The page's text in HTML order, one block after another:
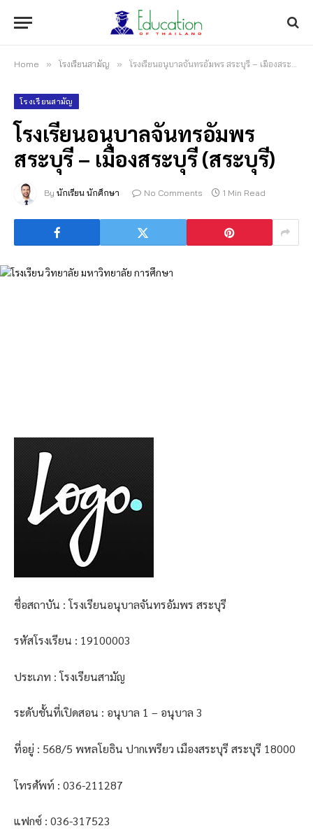
Home » โรงเรียนสามัญ » โรงเรียนอนุบาลจันทรอัมพร สระบุรี – เมืองสระบุรี (สระบุรี)
โรงเรียนสามัญ
โรงเรียนอนุบาลจันทรอัมพร
สระบุรี – เมืองสระบุรี (สระบุรี)
By นักเรียน นักศึกษา No Comments 1 Min Read
ชื่อสถาบัน : โรงเรียนอนุบาลจันทรอัมพร สระบุรี
รหัสโรงเรียน : 19100003
ประเภท : โรงเรียนสามัญ
ระดับชั้นที่เปิดสอน : อนุบาล 1 – อนุบาล 3
ที่อยู่ : 568/5 พหลโยธิน ปากเพรียว เมืองสระบุรี สระบุรี 18000
โทรศัพท์ : 036-211287
แฟกซ์ : 036-317523